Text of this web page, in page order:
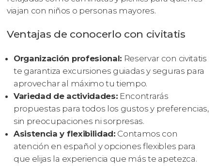
viajan con niños o personas mayores.
Ventajas de conocerlo con civitatis
Organización profesional: Reservar con civitatis
te garantiza excursiones guiadas y seguras para
aprovechar al máximo tu tiempo.
Variedad de actividades: Encontrarás
propuestas para todos los gustos y preferencias,
sin preocupaciones ni sorpresas.
Asistencia y flexibilidad: Contamos con
atención en español y opciones flexibles para
que elijas la experiencia que más te apetezca.